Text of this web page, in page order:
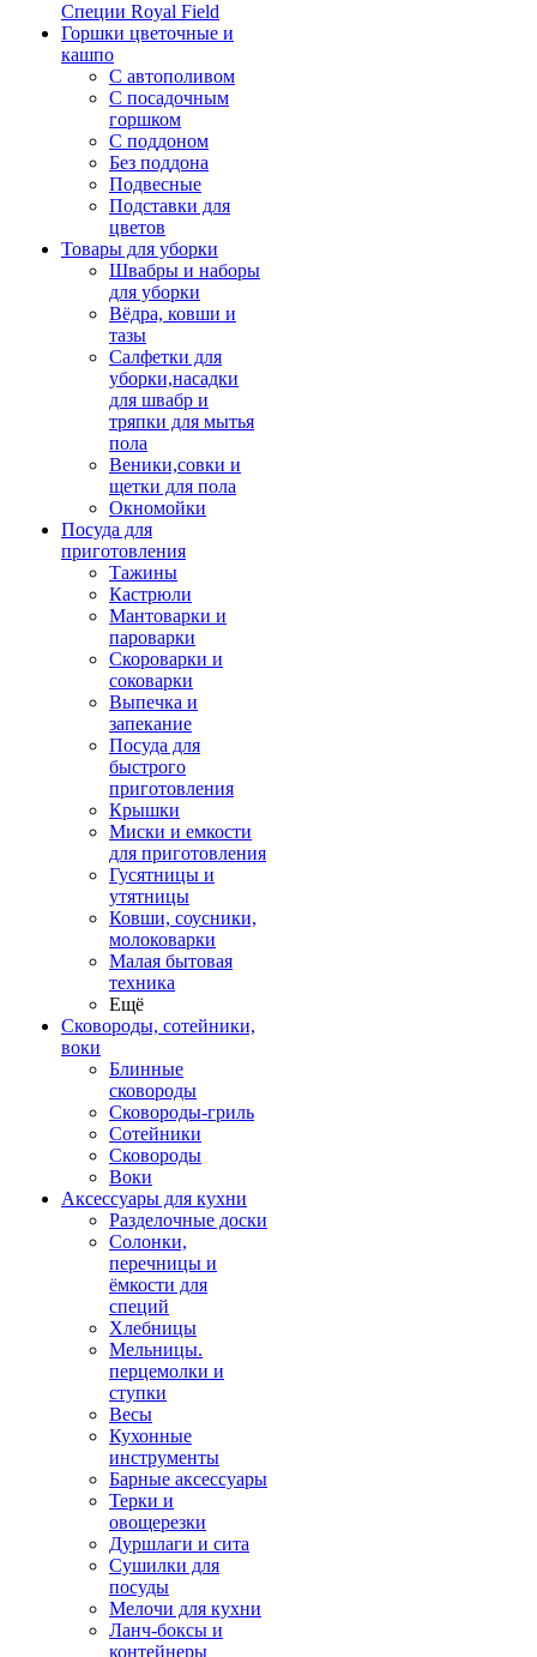
Специи Royal Field
Горшки цветочные и
кашпо
С автополивом
С посадочным
горшком
С поддоном
Без поддона
Подвесные
Подставки для
цветов
Товары для уборки
Швабры и наборы
для уборки
Вёдра, ковши и
тазы
Салфетки для
уборки,насадки
для швабр и
тряпки для мытья
пола
Веники,совки и
щетки для пола
Окномойки
Посуда для
приготовления
Тажины
Кастрюли
Мантоварки и
пароварки
Скороварки и
соковарки
Выпечка и
запекание
Посуда для
быстрого
приготовления
Крышки
Миски и емкости
для приготовления
Гусятницы и
утятницы
Ковши, соусники,
молоковарки
Малая бытовая
техника
Ещё
Сковороды, сотейники,
воки
Блинные
сковороды
Сковороды-гриль
Сотейники
Сковороды
Воки
Аксессуары для кухни
Разделочные доски
Солонки,
перечницы и
ёмкости для
специй
Хлебницы
Мельницы.
перцемолки и
ступки
Весы
Кухонные
инструменты
Барные аксессуары
Терки и
овощерезки
Дуршлаги и сита
Сушилки для
посуды
Мелочи для кухни
Ланч-боксы и
контейнеры